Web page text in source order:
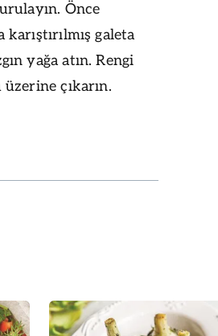
Önce
galeta
yağa atın. Rengi
çıkarın.